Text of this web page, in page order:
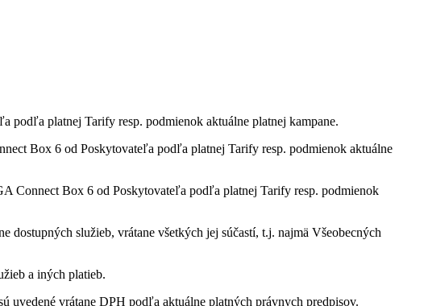
podľa platnej Tarify resp. podmienok aktuálne platnej kampane.
Box 6 od Poskytovateľa podľa platnej Tarify resp. podmienok aktuálne
Connect Box 6 od Poskytovateľa podľa platnej Tarify resp. podmienok
služieb, vrátane všetkých jej súčastí, t.j. najmä Všeobecných
a iných platieb.
uvedené vrátane DPH podľa aktuálne platných právnych predpisov.